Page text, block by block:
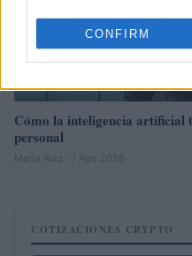
CONFIRM
Cómo la inteligencia artificial
personal
Marta Ruiz · 7 Ago 2026
COTIZACIONES CRYPTO